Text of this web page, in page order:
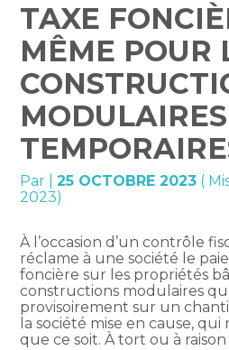
TAXE
MÊME POUR
Par |25 OCTOBRE 2023 (
2023)
À l’occasion d’un contrôle
réclame à une société le
foncière sur les propriétés
constructions modulaires
provisoirement sur un
la société mise en cause,
que ce soit. À tort ou à raison